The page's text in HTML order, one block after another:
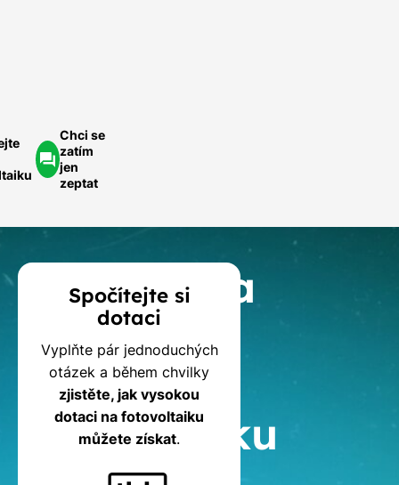
Chci se
zatím
jen
zeptat
Kalkulačka
dotací
na
fotovoltaiku
Spočítejte si
dotaci
Vyplňte pár jednoduchých
otázek a během chvilky
zjistěte, jak vysokou
dotaci na fotovoltaiku
můžete získat.